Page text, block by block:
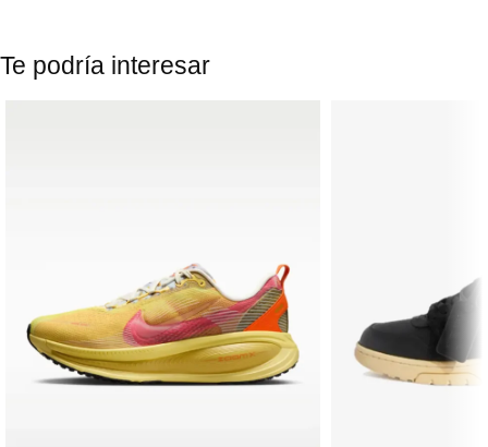
Te podría interesar